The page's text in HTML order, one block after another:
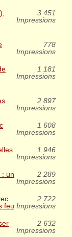
3 451
Impressions
778
Impressions
1 181
Impressions
2 897
Impressions
1 608
Impressions
1 946
Impressions
: un
2 289
Impressions
feu
2 722
Impressions
2 632
Impressions